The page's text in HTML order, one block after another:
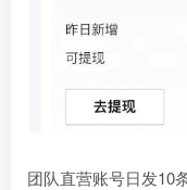
团队直营账号日发10